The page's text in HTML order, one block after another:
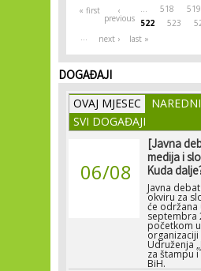
« first ‹
previous
… 518 519
522
523
…
next › last »
DOGAĐAJI
OVAJ MJESEC
SVI DOGAĐAJI
06/08
[Javna
medija i
Kuda
Javna
okviru za
će održana
septembra
početkom
Udruženja
za štampu
BiH.